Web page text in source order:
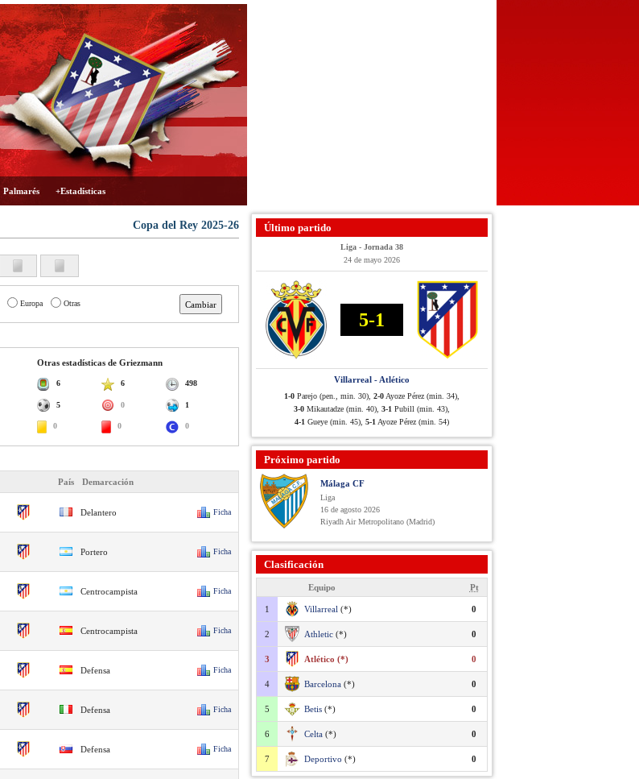
Palmarés +Estadísticas
Copa del Rey 2025-26
Europa Otras
Otras estadísticas de Griezmann
6 6 498
5 0 1
0 0 0
País Demarcación
Delantero Ficha
Portero Ficha
Centrocampista Ficha
Centrocampista Ficha
Defensa Ficha
Defensa Ficha
Defensa Ficha
Último partido
Liga - Jornada 38
24 de mayo 2026
5-1
Villarreal - Atlético
1-0 Parejo (pen., min. 30), 2-0 Ayoze Pérez (min. 34),
3-0 Mikautadze (min. 40), 3-1 Pubill (min. 43),
4-1 Gueye (min. 45), 5-1 Ayoze Pérez (min. 54)
Próximo partido
Málaga CF
Liga
16 de agosto 2026
Riyadh Air Metropolitano (Madrid)
Clasificación
Equipo Pt
1 Villarreal (*) 0
2 Athletic (*) 0
3 Atlético (*) 0
4 Barcelona (*) 0
5 Betis (*) 0
6 Celta (*) 0
7 Deportivo (*) 0